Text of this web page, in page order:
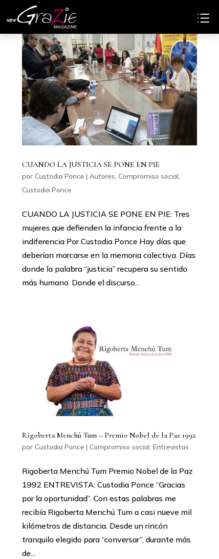
CUANDO LA JUSTICIA SE PONE EN PIE
por Custodia Ponce | Autores, Compromiso social,
Custodia Ponce
CUANDO LA JUSTICIA SE PONE EN PIE: Tres
mujeres que defienden la infancia frente a la
indiferencia Por Custodia Ponce Hay días que
deberían marcarse en la memoria colectiva. Días
donde la palabra “justicia” recupera su sentido
más humano. Donde el discurso...
Rigoberta Menchú Tum – Premio Nobel de la Paz 1992
por Custodia Ponce | Compromiso social, Entrevistas
Rigoberta Menchú Tum Premio Nobel de la Paz
1992 ENTREVISTA: Custodia Ponce “Gracias
por la oportunidad”. Con estas palabras me
recibía Rigoberta Menchú Tum a casi nueve mil
kilómetros de distancia. Desde un rincón
tranquilo elegido para “conversar”, durante más
de...